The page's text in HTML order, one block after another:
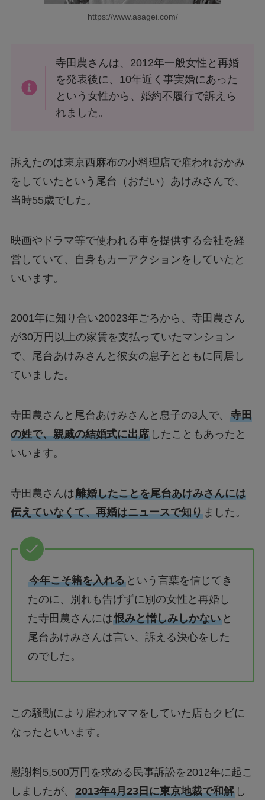
https://www.asagei.com/
寺田農さんは、2012年一般女性と再婚
を発表後に、10年近く事実婚にあった
という女性から、婚約不履行で訴えら
れました。
訴えたのは東京西麻布の小料理店で雇われおかみ
をしていたという尾台（おだい）あけみさんで、
当時55歳でした。
映画やドラマ等で使われる車を提供する会社を経
営していて、自身もカーアクションをしていたと
いいます。
2001年に知り合い20023年ごろから、寺田農さん
が30万円以上の家賃を支払っていたマンション
で、尾台あけみさんと彼女の息子とともに同居し
ていました。
寺田農さんと尾台あけみさんと息子の3人で、 寺田
の姓で、親戚の結婚式に出席したこともあったと
いいます。
寺田農さんは離婚したことを尾台あけみさんには
伝えていなくて、再婚はニュースで知りました。
今年こそ籍を入れるという言葉を信じてき
たのに、別れも告げずに別の女性と再婚し
た寺田農さんには恨みと憎しみしかないと
尾台あけみさんは言い、訴える決心をした
のでした。
この騒動により雇われママをしていた店もクビに
なったといいます。
慰謝料5,500万円を求める民事訴訟を2012年に起こ
しましたが、 2013年4月23日に東京地裁で和解し